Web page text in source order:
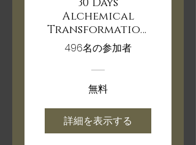
30 Days
Alchemical
Transformation
Challenge
496名の参加者
無料
詳細を表示する